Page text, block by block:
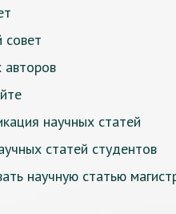
совет
научных статей
статей студентов
научную статью